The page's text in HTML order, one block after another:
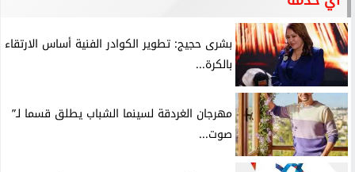
بشرى حجيج: تطوير الكوادر الفنية أساس الارتقاء
بالكرة...
مهرجان الغردقة لسينما الشباب يطلق قسما لـ”
صوت...